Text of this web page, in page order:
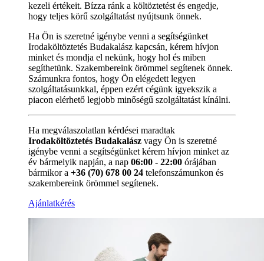
kezeli értékeit. Bízza ránk a költöztetést és engedje,
hogy teljes körű szolgáltatást nyújtsunk önnek.
Ha Ön is szeretné igénybe venni a segítségünket
Irodaköltöztetés Budakalász kapcsán, kérem hívjon
minket és mondja el nekünk, hogy hol és miben
segíthetünk. Szakembereink örömmel segítenek önnek.
Számunkra fontos, hogy Ön elégedett legyen
szolgáltatásunkkal, éppen ezért cégünk igyekszik a
piacon elérhető legjobb minőségű szolgáltatást kínálni.
Ha megválaszolatlan kérdései maradtak
Irodaköltöztetés Budakalász vagy Ön is szeretné
igénybe venni a segítségünket kérem hívjon minket az
év bármelyik napján, a nap 06:00 - 22:00 órájában
bármikor a +36 (70) 678 00 24 telefonszámunkon és
szakembereink örömmel segítenek.
Ajánlatkérés